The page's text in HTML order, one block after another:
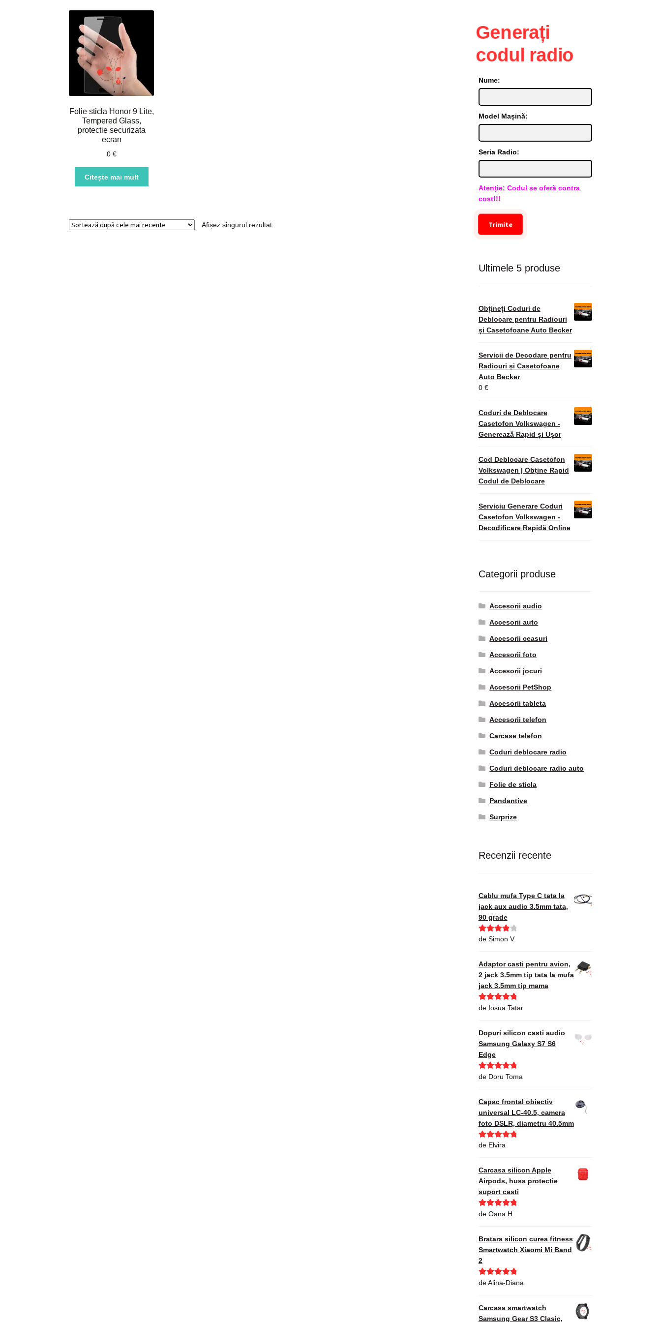
Folie sticla Honor 9 Lite,
Tempered Glass,
protectie securizata
ecran
0 €
Citește mai mult
Afișez singurul rezultat
Generați
codul radio
Nume:
Model Mașină:
Seria Radio:
Atenție: Codul se oferă contra
cost!!!
Trimite
Ultimele 5 produse
Obțineți Coduri de
Deblocare pentru Radiouri
și Casetofoane Auto Becker
Servicii de Decodare pentru
Radiouri și Casetofoane
Auto Becker
0 €
Coduri de Deblocare
Casetofon Volkswagen -
Generează Rapid și Ușor
Cod Deblocare Casetofon
Volkswagen | Obține Rapid
Codul de Deblocare
Serviciu Generare Coduri
Casetofon Volkswagen -
Decodificare Rapidă Online
Categorii produse
Accesorii audio
Accesorii auto
Accesorii ceasuri
Accesorii foto
Accesorii jocuri
Accesorii PetShop
Accesorii tableta
Accesorii telefon
Carcase telefon
Coduri deblocare radio
Coduri deblocare radio auto
Folie de sticla
Pandantive
Surprize
Recenzii recente
Cablu mufa Type C tata la
jack aux audio 3.5mm tata,
90 grade
Evaluat la
de Simon V.
Adaptor casti pentru avion,
2 jack 3.5mm tip tata la mufa
jack 3.5mm tip mama
Evaluat la5
de Iosua Tatar
Dopuri silicon casti audio
Samsung Galaxy S7 S6
Edge
Evaluat la5
de Doru Toma
Capac frontal obiectiv
universal LC-40.5, camera
foto DSLR, diametru 40.5mm
Evaluat la
de Elvira
Carcasa silicon Apple
Airpods, husa protectie
suport casti
Evaluat la5
de Oana H.
Bratara silicon curea fitness
Smartwatch Xiaomi Mi Band
2
Evaluat la5
de Alina-Diana
Carcasa smartwatch
Samsung Gear S3 Clasic,